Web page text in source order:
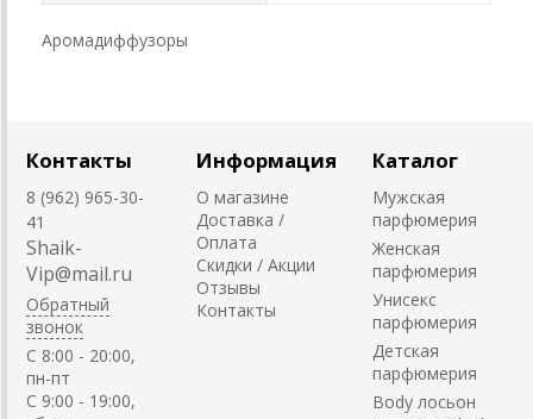
Аромадиффузоры
Контакты
8 (962) 965-30-
41
Shaik-
Vip@mail.ru
Обратный
звонок
C 8:00 - 20:00,
пн-пт
С 9:00 - 19:00,
Информация
О магазине
Доставка /
Оплата
Скидки / Акции
Отзывы
Контакты
Каталог
Мужская
парфюмерия
Женская
парфюмерия
Унисекс
парфюмерия
Детская
парфюмерия
Body лосьон